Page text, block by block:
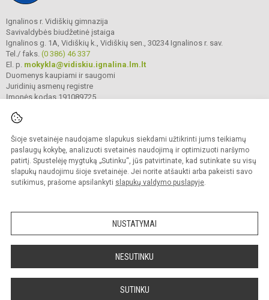
Šioje svetainėje naudojame slapukus siekdami užtikrinti jums teikiamų
paslaugų kokybę, analizuoti svetainės naudojimą ir optimizuoti naršymo
patirtį. Spustelėję mygtuką „Sutinku“, jūs patvirtinate, kad sutinkate su visų
slapukų naudojimu šioje svetainėje. Jei norite atšaukti arba pakeisti savo
sutikimus, prašome apsilankyti slapukų valdymo puslapyje.
NUSTATYMAI
NESUTINKU
SUTINKU
Ignalinos r. Vidiškių gimnazija
Savivaldybės biudžetinė įstaiga
Ignalinos g. 1A, Vidiškių k., Vidiškių sen., 30234 Ignalinos r. sav.
Tel./ faks. (0 386) 46 337
El. p. mokykla@vidiskiu.ignalina.lm.lt
Duomenys kaupiami ir saugomi
Juridinių asmenų registre
Įmonės kodas 191089725
© 2025. Ignalinos r. Vidiškių gimnazija. Visos teisės saugomos.
Kopijuoti turinį be raštiško gimnazijos sutikimo griežtai draudžiama.
Prieinamumo paraiška Slapukų valdymas
Sumanus būdas atnaujinti